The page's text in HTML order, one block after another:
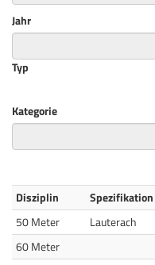
Jahr
Typ
Kategorie
Disziplin Spezifikation
50 Meter
Lauterach
60 Meter